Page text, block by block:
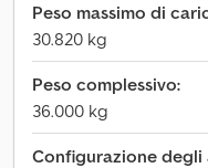
Peso massimo di
30.820 kg
Peso complessivo:
36.000 kg
Configurazione degli